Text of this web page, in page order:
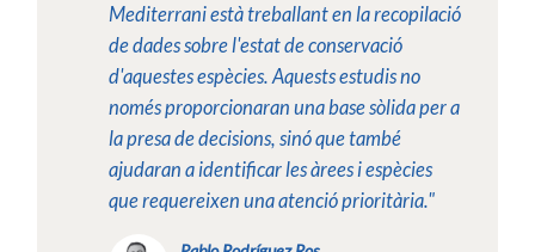
Mediterrani està treballant en la recopilació
de dades sobre l'estat de conservació
d'aquestes espècies. Aquests estudis no
només proporcionaran una base sòlida per a
la presa de decisions, sinó que també
ajudaran a identificar les àrees i espècies
que requereixen una atenció prioritària."